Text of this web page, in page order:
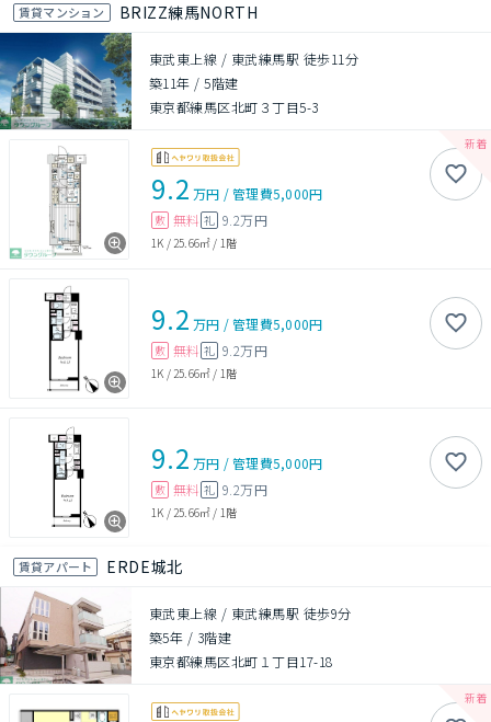
賃貸マンション BRIZZ練馬NORTH
東武東上線 / 東武練馬駅 徒歩11分
築11年 /5階建
東京都練馬区北町３丁目5-3
9.2 万円 /管理費5,000円
敷 無料 礼 9.2万円
1K /25.66㎡ / 1階
9.2 万円 /管理費5,000円
敷 無料 礼 9.2万円
1K / 25.66㎡ / 1階
9.2 万円 /管理費5,000円
敷 無料 礼 9.2万円
1K / 25.66㎡ / 1階
賃貸アパート ERDE城北
東武東上線 / 東武練馬駅 徒歩9分
築5年 / 3階建
東京都練馬区北町１丁目17-18